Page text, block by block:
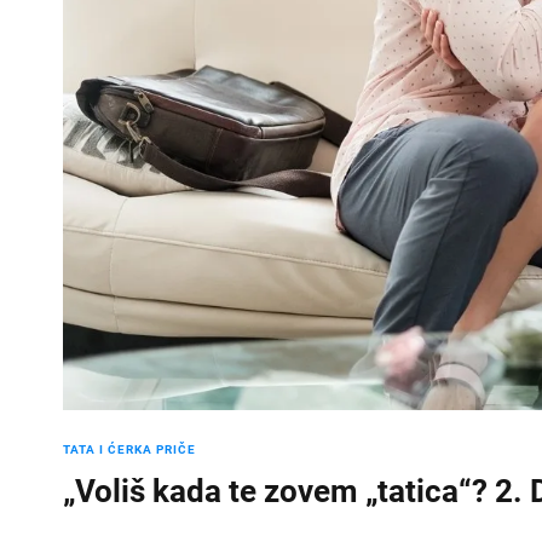
TATA I ĆERKA PRIČE
„Voliš kada te zovem „tatica“? 2.